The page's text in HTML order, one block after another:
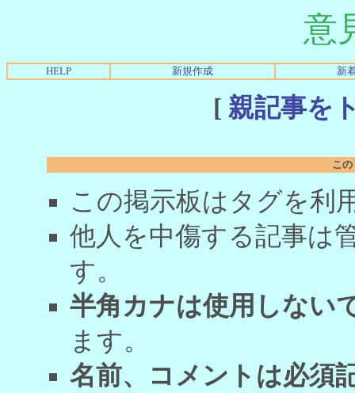
意
HELP 新規作成 新
[ 親記事を
こ
この掲示板はタグを利
他人を中傷する記事は
す。
半角カナは使用しない
ます。
名前、コメントは必須